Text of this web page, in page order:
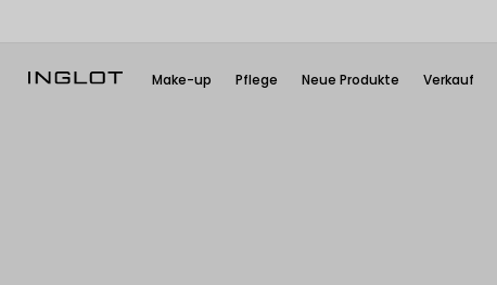
Make-up Pflege Neue Produkte Verkauf